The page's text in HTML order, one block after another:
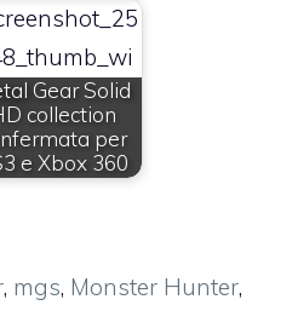
Gear Solid
collection
per
e Xbox 360
, mgs, Monster Hunter,